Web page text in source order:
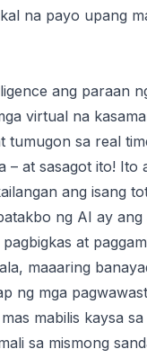
na payo upang
ang paraan
virtual na
sa real
at sasagot ito!
ang isang
ng AI ay
at
maaaring
ng mga
mabilis kaysa
sa mismong